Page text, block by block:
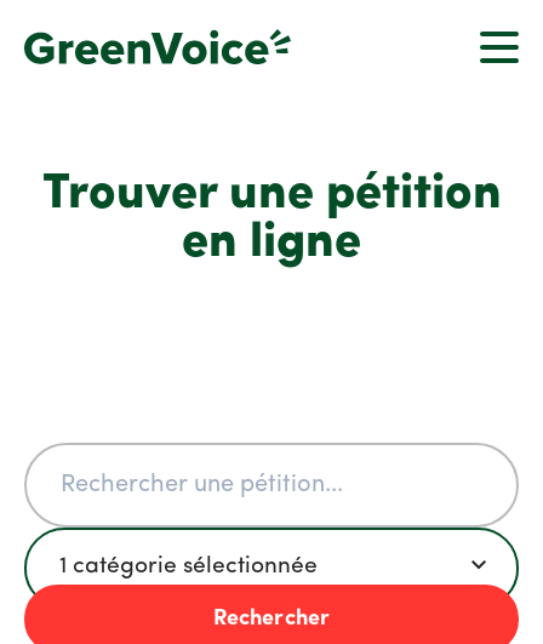
Trouver une pétition
en ligne
Catégorie
1 catégorie sélectionnée
Rechercher